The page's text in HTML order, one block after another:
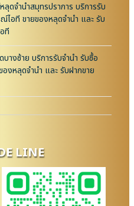
ดจำนำสมุทรปราการ บริการรับ
ไอที ขายของหลุดจำนำ และ รับ
ที
างซ้าย บริการรับจำนำ รับซื้อ
งหลุดจำนำ และ รับฝากขาย
LINE